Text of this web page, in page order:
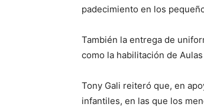
padecimiento en los
También la entrega de
como la habilitación de
Tony Gali reiteró que, en
infantiles, en las que los